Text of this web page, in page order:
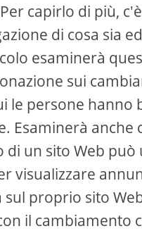
capirlo di più,
di cosa sia
esaminerà
sui
le persone hanno
Esaminerà anche
un sito Web può
visualizzare
sul proprio sito
il cambiamento